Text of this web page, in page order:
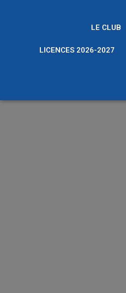
LE CLUB
LICENCES 2026-2027